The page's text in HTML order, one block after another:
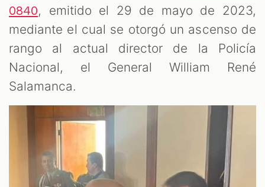
0840, emitido el 29 de mayo de 2023,
mediante el cual se otorgó un ascenso de
rango al actual director de la Policía
Nacional, el General William René
Salamanca.